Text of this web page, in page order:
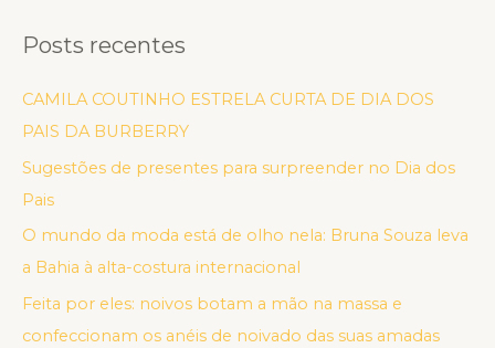
Posts recentes
CAMILA COUTINHO ESTRELA CURTA DE DIA DOS
PAIS DA BURBERRY
Sugestões de presentes para surpreender no Dia dos
Pais
O mundo da moda está de olho nela: Bruna Souza leva
a Bahia à alta-costura internacional
Feita por eles: noivos botam a mão na massa e
confeccionam os anéis de noivado das suas amadas